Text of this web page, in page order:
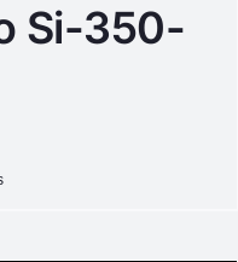
Si-350-